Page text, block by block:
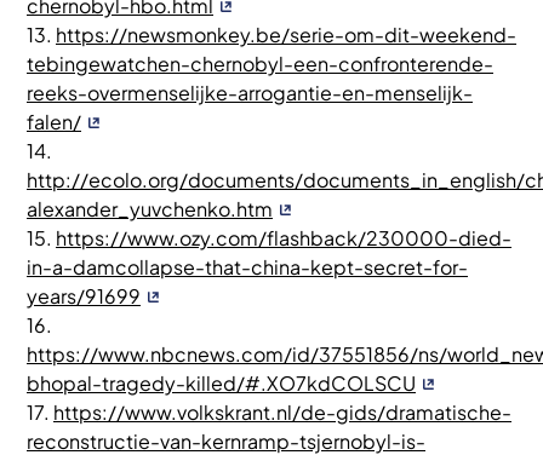
chernobyl-hbo.html
13. https://newsmonkey.be/serie-om-dit-weekend-
tebingewatchen-chernobyl-een-confronterende-
reeks-overmenselijke-arrogantie-en-menselijk-
falen/
14.
http://ecolo.org/documents/documents_in_english/
alexander_yuvchenko.htm
15. https://www.ozy.com/flashback/230000-died-
in-a-damcollapse-that-china-kept-secret-for-
years/91699
16.
https://www.nbcnews.com/id/37551856/ns/
bhopal-tragedy-killed/#.XO7kdCOLSCU
17. https://www.volkskrant.nl/de-gids/dramatische-
reconstructie-van-kernramp-tsjernobyl-is-